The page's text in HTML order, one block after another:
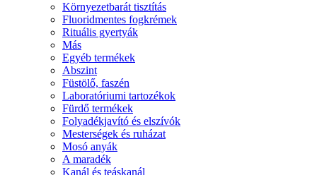
Környezetbarát tisztítás
Fluoridmentes fogkrémek
Rituális gyertyák
Más
Egyéb termékek
Abszint
Füstölő, faszén
Laboratóriumi tartozékok
Fürdő termékek
Folyadékjavító és elszívók
Mesterségek és ruházat
Mosó anyák
A maradék
Kanál és teáskanál